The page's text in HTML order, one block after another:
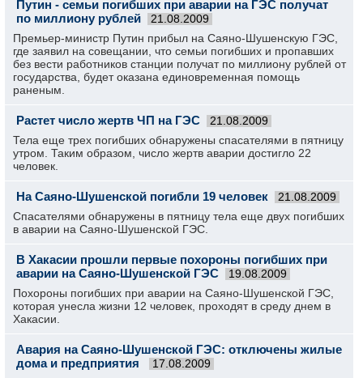
Путин - семьи погибших при аварии на ГЭС получат
по миллиону рублей
21.08.2009
Премьер-министр Путин прибыл на Саяно-Шушенскую ГЭС,
где заявил на совещании, что семьи погибших и пропавших
без вести работников станции получат по миллиону рублей от
государства, будет оказана единовременная помощь
раненым.
Растет число жертв ЧП на ГЭС 21.08.2009
Тела еще трех погибших обнаружены спасателями в пятницу
утром. Таким образом, число жертв аварии достигло 22
человек.
На Саяно-Шушенской погибли 19 человек 21.08.2009
Спасателями обнаружены в пятницу тела еще двух погибших
в аварии на Саяно-Шушенской ГЭС.
В Хакасии прошли первые похороны погибших при
аварии на Саяно-Шушенской ГЭС
19.08.2009
Похороны погибших при аварии на Саяно-Шушенской ГЭС,
которая унесла жизни 12 человек, проходят в среду днем в
Хакасии.
Авария на Саяно-Шушенской ГЭС: отключены жилые
дома и предприятия
17.08.2009